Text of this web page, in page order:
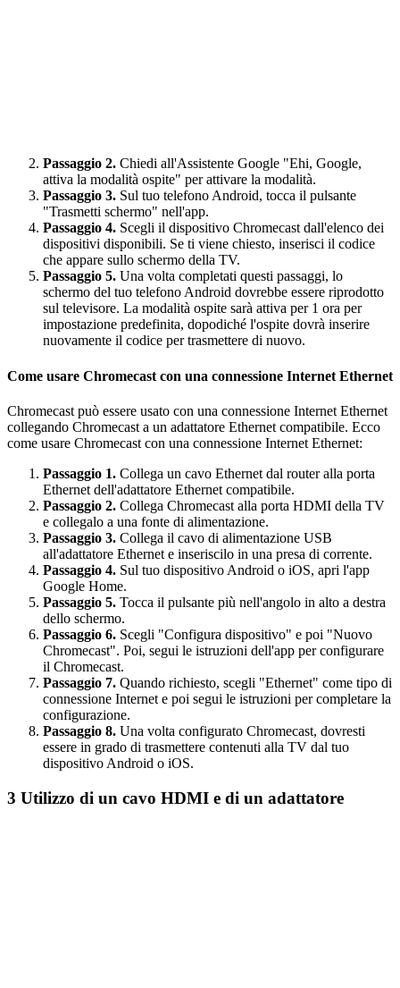
Passaggio 2. Chiedi all'Assistente Google "Ehi, Google,
attiva la modalità ospite" per attivare la modalità.
Passaggio 3. Sul tuo telefono Android, tocca il pulsante
"Trasmetti schermo" nell'app.
Passaggio 4. Scegli il dispositivo Chromecast dall'elenco dei
dispositivi disponibili. Se ti viene chiesto, inserisci il codice
che appare sullo schermo della TV.
Passaggio 5. Una volta completati questi passaggi, lo
schermo del tuo telefono Android dovrebbe essere riprodotto
sul televisore. La modalità ospite sarà attiva per 1 ora per
impostazione predefinita, dopodiché l'ospite dovrà inserire
nuovamente il codice per trasmettere di nuovo.
Come usare Chromecast con una connessione Internet Ethernet
Chromecast può essere usato con una connessione Internet Ethernet
collegando Chromecast a un adattatore Ethernet compatibile. Ecco
come usare Chromecast con una connessione Internet Ethernet:
Passaggio 1. Collega un cavo Ethernet dal router alla porta
Ethernet dell'adattatore Ethernet compatibile.
Passaggio 2. Collega Chromecast alla porta HDMI della TV
e collegalo a una fonte di alimentazione.
Passaggio 3. Collega il cavo di alimentazione USB
all'adattatore Ethernet e inseriscilo in una presa di corrente.
Passaggio 4. Sul tuo dispositivo Android o iOS, apri l'app
Google Home.
Passaggio 5. Tocca il pulsante più nell'angolo in alto a destra
dello schermo.
Passaggio 6. Scegli "Configura dispositivo" e poi "Nuovo
Chromecast". Poi, segui le istruzioni dell'app per configurare
il Chromecast.
Passaggio 7. Quando richiesto, scegli "Ethernet" come tipo di
connessione Internet e poi segui le istruzioni per completare la
configurazione.
Passaggio 8. Una volta configurato Chromecast, dovresti
essere in grado di trasmettere contenuti alla TV dal tuo
dispositivo Android o iOS.
3 Utilizzo di un cavo HDMI e di un adattatore